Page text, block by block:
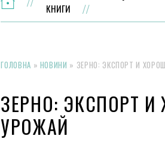
КНИГИ
ГОЛОВНА » НОВИНИ » ЗЕРНО: ЭКСПОРТ И
ЗЕРНО: ЭКСПОРТ
УРОЖАЙ